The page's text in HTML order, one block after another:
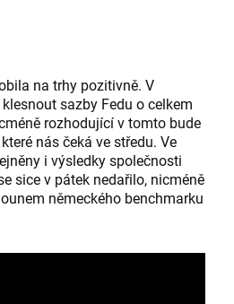
na trhy pozitivně. V
sazby Fedu o celkem
rozhodující v tomto bude
nás čeká ve středu. Ve
i výsledky společnosti
sice v pátek nedařilo, nicméně
německého benchmarku